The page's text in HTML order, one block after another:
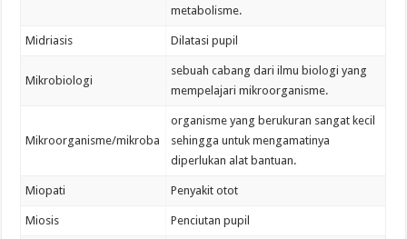
metabolisme.
Midriasis Dilatasi pupil
Mikrobiologi
sebuah cabang dari ilmu biologi yang
mempelajari mikroorganisme.
Mikroorganisme/mikroba
organisme yang berukuran sangat kecil
sehingga untuk mengamatinya
diperlukan alat bantuan.
Miopati Penyakit otot
Miosis Penciutan pupil